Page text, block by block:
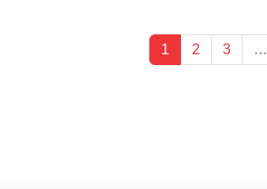
1 2 3 …